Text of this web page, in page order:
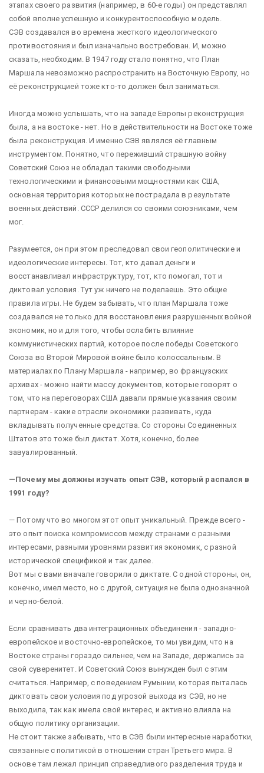
этапах своего развития (например, в 60-е годы) он представлял
собой вполне успешную и конкурентоспособную модель.
СЭВ создавался во времена жесткого идеологического
противостояния и был изначально востребован. И, можно
сказать, необходим. В 1947 году стало понятно, что План
Маршала невозможно распространить на Восточную Европу, но
её реконструкцией тоже кто-то должен был заниматься.
Иногда можно услышать, что на западе Европы реконструкция
была, а на востоке - нет. Но в действительности на Востоке тоже
была реконструкция. И именно СЭВ являлся её главным
инструментом. Понятно, что переживший страшную войну
Советский Союз не обладал такими свободными
технологическими и финансовыми мощностями как США,
основная территория которых не пострадала в результате
военных действий. СССР делился со своими союзниками, чем
мог.
Разумеется, он при этом преследовал свои геополитические и
идеологические интересы. Тот, кто давал деньги и
восстанавливал инфраструктуру, тот, кто помогал, тот и
диктовал условия. Тут уж ничего не поделаешь. Это общие
правила игры. Не будем забывать, что план Маршала тоже
создавался не только для восстановления разрушенных войной
экономик, но и для того, чтобы ослабить влияние
коммунистических партий, которое после победы Советского
Союза во Второй Мировой войне было колоссальным. В
материалах по Плану Маршала - например, во французских
архивах - можно найти массу документов, которые говорят о
том, что на переговорах США давали прямые указания своим
партнерам - какие отрасли экономики развивать, куда
вкладывать полученные средства. Со стороны Соединенных
Штатов это тоже был диктат. Хотя, конечно, более
завуалированный.
—Почему мы должны изучать опыт СЭВ, который распался в
1991 году?
— Потому что во многом этот опыт уникальный. Прежде всего -
это опыт поиска компромиссов между странами с разными
интересами, разными уровнями развития экономик, с разной
исторической спецификой и так далее.
Вот мы с вами вначале говорили о диктате. С одной стороны, он,
конечно, имел место, но с другой, ситуация не была однозначной
и черно-белой.
Если сравнивать два интеграционных объединения - западно-
европейское и восточно-европейское, то мы увидим, что на
Востоке страны гораздо сильнее, чем на Западе, держались за
свой суверенитет. И Советский Союз вынужден был с этим
считаться. Например, с поведением Румынии, которая пыталась
диктовать свои условия под угрозой выхода из СЭВ, но не
выходила, так как имела свой интерес, и активно влияла на
общую политику организации.
Не стоит также забывать, что в СЭВ были интересные наработки,
связанные с политикой в отношении стран Третьего мира. В
основе там лежал принцип справедливого разделения труда и